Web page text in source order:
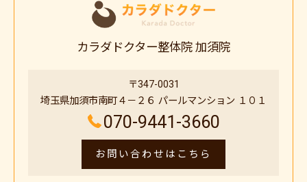
カラダドクター整体院 加須院
〒347-0031
埼玉県加須市南町４－２６ パールマンション １０１
070-9441-3660
お問い合わせはこちら